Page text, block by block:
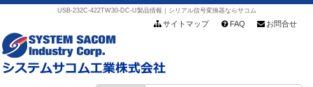
USB-232C-422TW30-DC-U製品情報｜シリアル信号変換器ならサコム
サイトマップ FAQ お問合せ